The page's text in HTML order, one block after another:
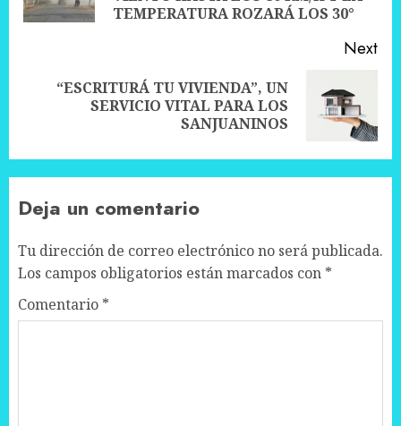
TEMPERATURA ROZARÁ LOS 30°
Next
“ESCRITURÁ TU VIVIENDA”, UN
SERVICIO VITAL PARA LOS
SANJUANINOS
Deja un comentario
Tu dirección de correo electrónico no será publicada.
Los campos obligatorios están marcados con *
Comentario *